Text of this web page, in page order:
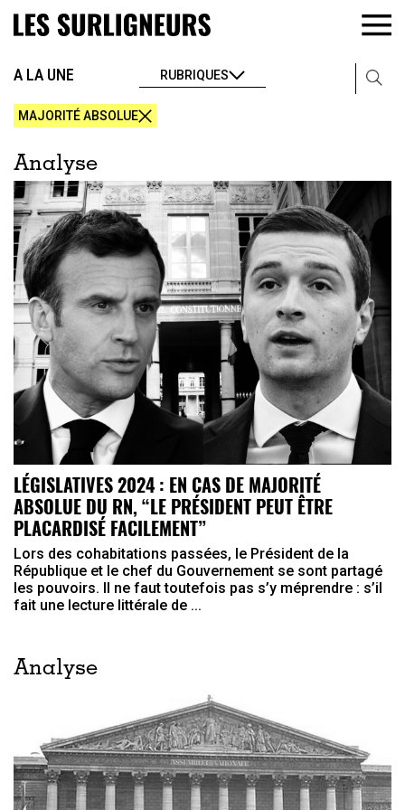
A LA UNE RUBRIQUES
MAJORITÉ ABSOLUE
Analyse
LÉGISLATIVES 2024 : EN CAS DE MAJORITÉ
ABSOLUE DU RN, “LE PRÉSIDENT PEUT ÊTRE
PLACARDISÉ FACILEMENT”
Lors des cohabitations passées, le Président de la
République et le chef du Gouvernement se sont partagé
les pouvoirs. Il ne faut toutefois pas s’y méprendre : s’il
fait une lecture littérale de ...
Analyse